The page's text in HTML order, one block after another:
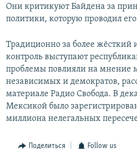
Они критикуют Байдена за
политики, которую проводил
Традиционно за более
контроль выступают
проблемы повлияли на мнение
независимых и демократов,
материале Радио Свобода. В
Мексикой было
миллиона нелегальных
Поделиться Follow us